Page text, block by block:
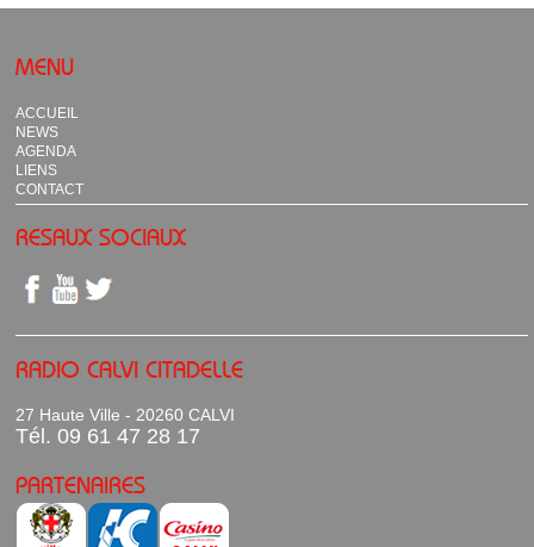
MENU
ACCUEIL
NEWS
AGENDA
LIENS
CONTACT
RESAUX SOCIAUX
RADIO CALVI CITADELLE
27 Haute Ville - 20260 CALVI
Tél. 09 61 47 28 17
PARTENAIRES